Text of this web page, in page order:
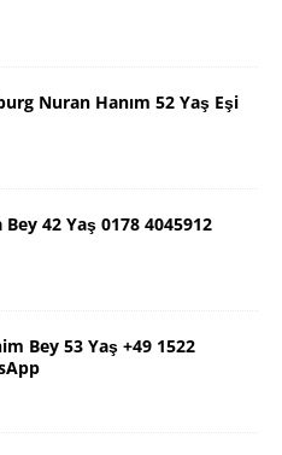
Nuran Hanım 52 Yaş Eşi
42 Yaş 0178 4045912
Bey 53 Yaş +49 1522